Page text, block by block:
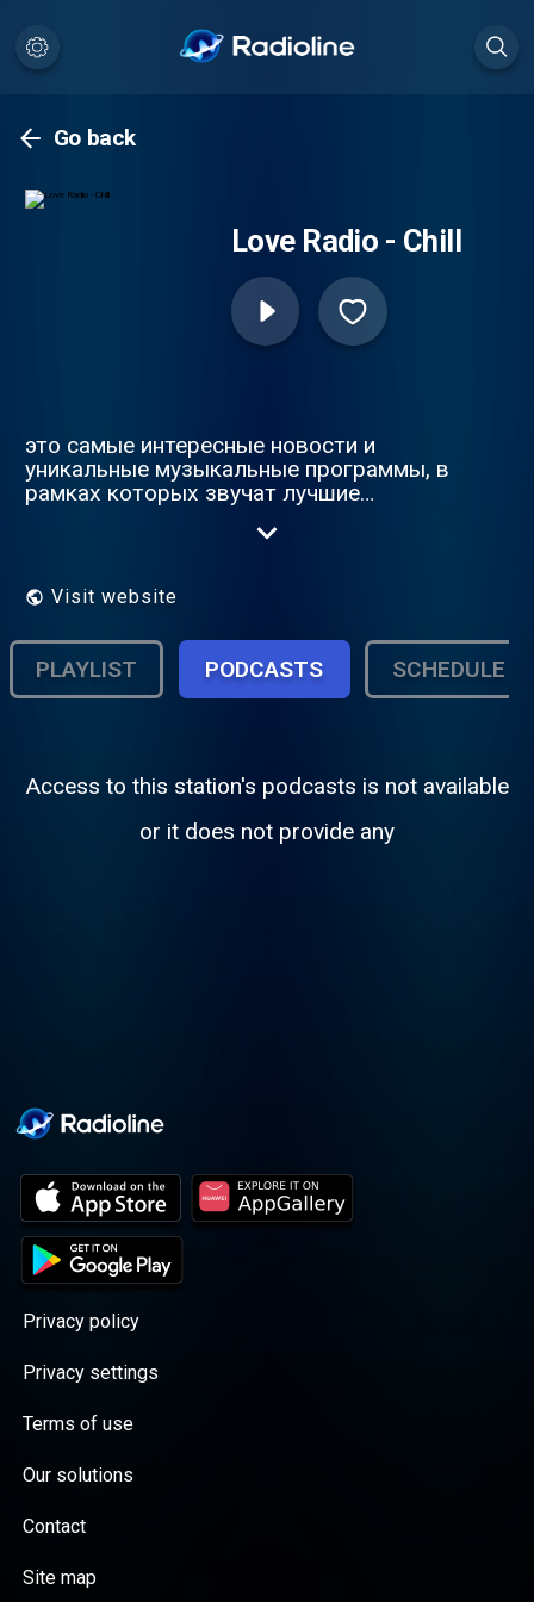
Go back
Love Radio - Chill
это самые интересные новости и
уникальные музыкальные программы, в
рамках которых звучат лучшие
востребованных ди-джеев.
Visit website
PLAYLIST PODCASTS SCHEDULE
Access to this station's podcasts is not available
or it does not provide any
Privacy policy
Privacy settings
Terms of use
Our solutions
Contact
Site map